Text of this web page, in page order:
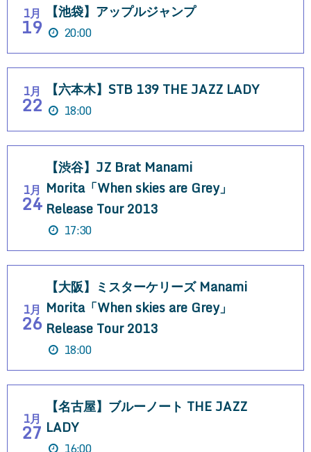
1月
19
【池袋】アップルジャンプ
20:00
1月
22
【六本木】STB 139 THE JAZZ LADY
18:00
1月
24
【渋谷】JZ Brat Manami
Morita「When skies are Grey」
Release Tour 2013
17:30
1月
26
【大阪】ミスターケリーズ Manami
Morita「When skies are Grey」
Release Tour 2013
18:00
1月
27
【名古屋】ブルーノート THE JAZZ
LADY